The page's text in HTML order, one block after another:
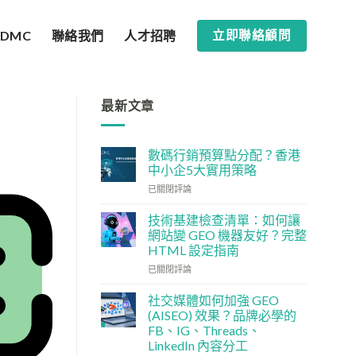
聯絡我們 人才招聘 立即聯絡顧問
最新文章
數碼行銷預算點分配？香港
中小企5大實用策略
數
行
銷
預
算
點
配？
香
港
中
小
已關閉評論
技術基建檢查清單：如何讓
網站變 GEO 機器友好？完整
HTML 設定指南
技
基
建
檢
查
清
已關閉評論
社交媒體如何加強 GEO
(AISEO) 效果？品牌必學的
FB、IG、Threads、
LinkedIn 內容分工